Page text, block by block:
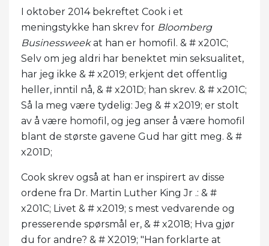
I oktober 2014 bekreftet Cook i et
meningstykke han skrev for Bloomberg
Businessweekat han er homofil. & # x201C;
Selv om jeg aldri har benektet min seksualitet,
har jeg ikke & # x2019; erkjent det offentlig
heller, inntil nå, & # x201D; han skrev. & # x201C;
Så la meg være tydelig: Jeg & # x2019; er stolt
av å være homofil, og jeg anser å være homofil
blant de største gavene Gud har gitt meg. & #
x201D;
Cook skrev også at han er inspirert av disse
ordene fra Dr. Martin Luther King Jr .: & #
x201C; Livet & # x2019; s mest vedvarende og
presserende spørsmål er, & # x2018; Hva gjør
du for andre? & # X2019; "Han forklarte at